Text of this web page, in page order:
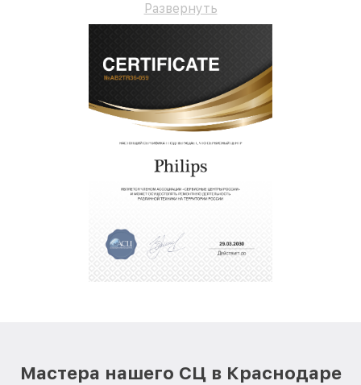
Развернуть
Мастера нашего СЦ в Краснодаре